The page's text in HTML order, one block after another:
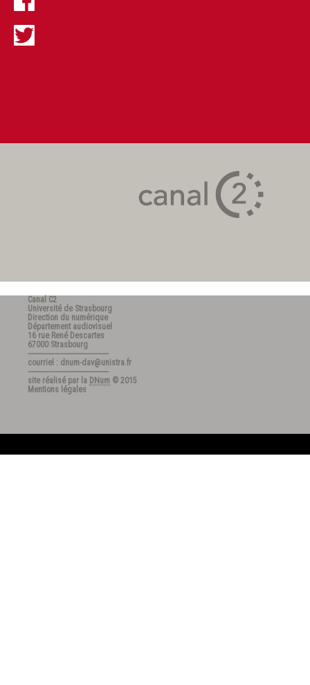
Canal C2
Université de Strasbourg
Direction du numérique
Département audiovisuel
16 rue René Descartes
67000 Strasbourg
---------------------------------------
courriel : dnum-dav@unistra.fr
---------------------------------------
site réalisé par la DNum © 2015
Mentions légales